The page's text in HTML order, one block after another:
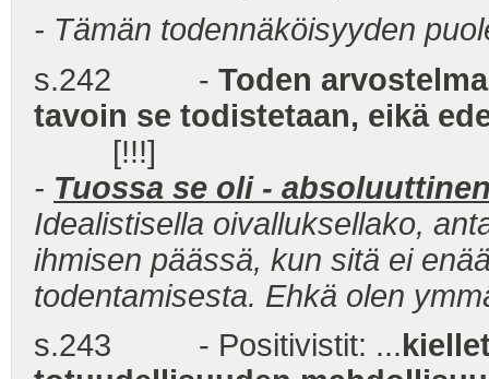
- Tämän todennäköisyyden
s.242 - Toden
tavoin se todistetaan, eikä
[!!!]
- Tuossa se oli -
Idealistisella oivalluksellako,
ihmisen päässä, kun sitä ei
todentamisesta. Ehkä olen
s.243 - Positivistit: ...